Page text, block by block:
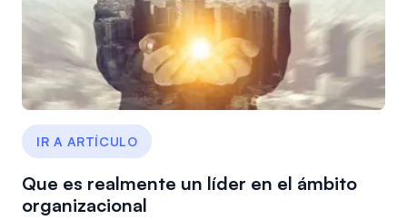
IR A ARTÍCULO
Que es realmente un líder en el ámbito
organizacional